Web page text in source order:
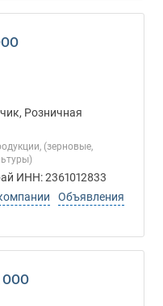
Розничная
(зерновые,
ИНН: 2361012833
Объявления
ООО